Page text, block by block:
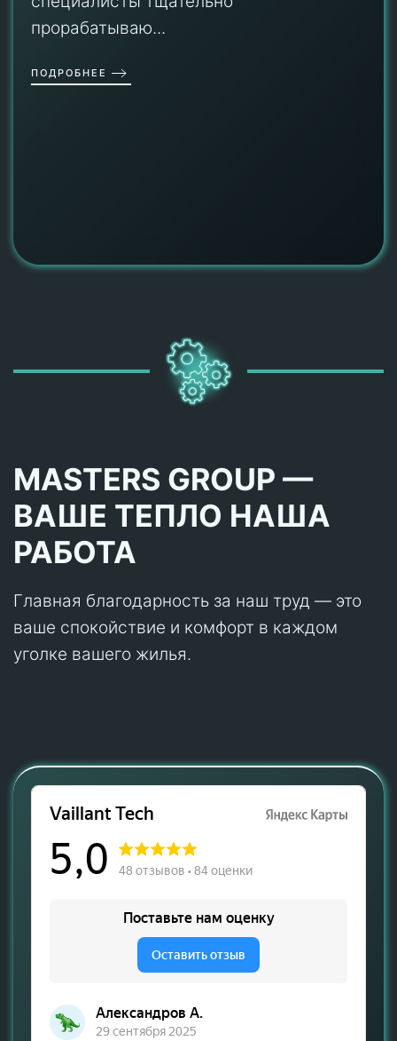
прорабатываю...
ПОДРОБНЕЕ
MASTERS GROUP —
ВАШЕ ТЕПЛО НАША
РАБОТА
Главная благодарность за наш труд — это
ваше спокойствие и комфорт в каждом
уголке вашего жилья.